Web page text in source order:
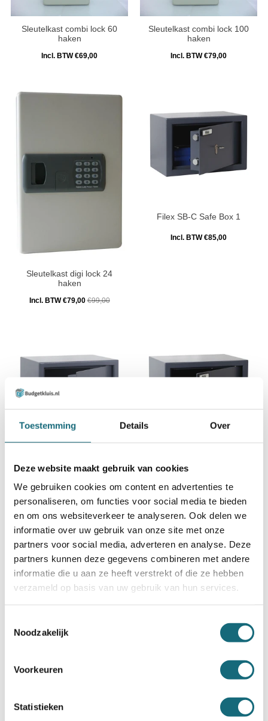
Toestemming Details Over
Deze website maakt gebruik van cookies
We gebruiken cookies om content en advertenties te
personaliseren, om functies voor social media te bieden
en om ons websiteverkeer te analyseren. Ook delen we
informatie over uw gebruik van onze site met onze
partners voor social media, adverteren en analyse. Deze
partners kunnen deze gegevens combineren met andere
informatie die u aan ze heeft verstrekt of die ze hebben
verzameld op basis van uw gebruik van hun services.
Noodzakelijk
Voorkeuren
Statistieken
Sleutelkast combi lock 60
haken
Incl. BTW €69,00
Sleutelkast combi lock 100
haken
Incl. BTW €79,00
Sleutelkast digi lock 24
haken
Incl. BTW €79,00 €99,00
Filex SB-C Safe Box 1
Incl. BTW €85,00
Incl. BTW €109,00 Incl. BTW €109,00
Incl. BTW €119,00
Filex SB Safebox Laptop elo
Incl. BTW €129,00